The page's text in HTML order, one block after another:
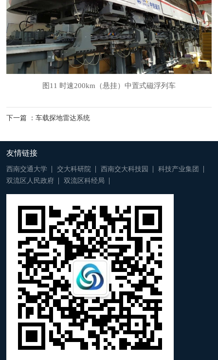
图11 时速200km（悬挂）中置式磁浮列车
下一篇 ：车载探地雷达系统
友情链接
西南交通大学 交大科研院 西南交大科技园
科技产业集团
双流区人民政府
双流区科经局